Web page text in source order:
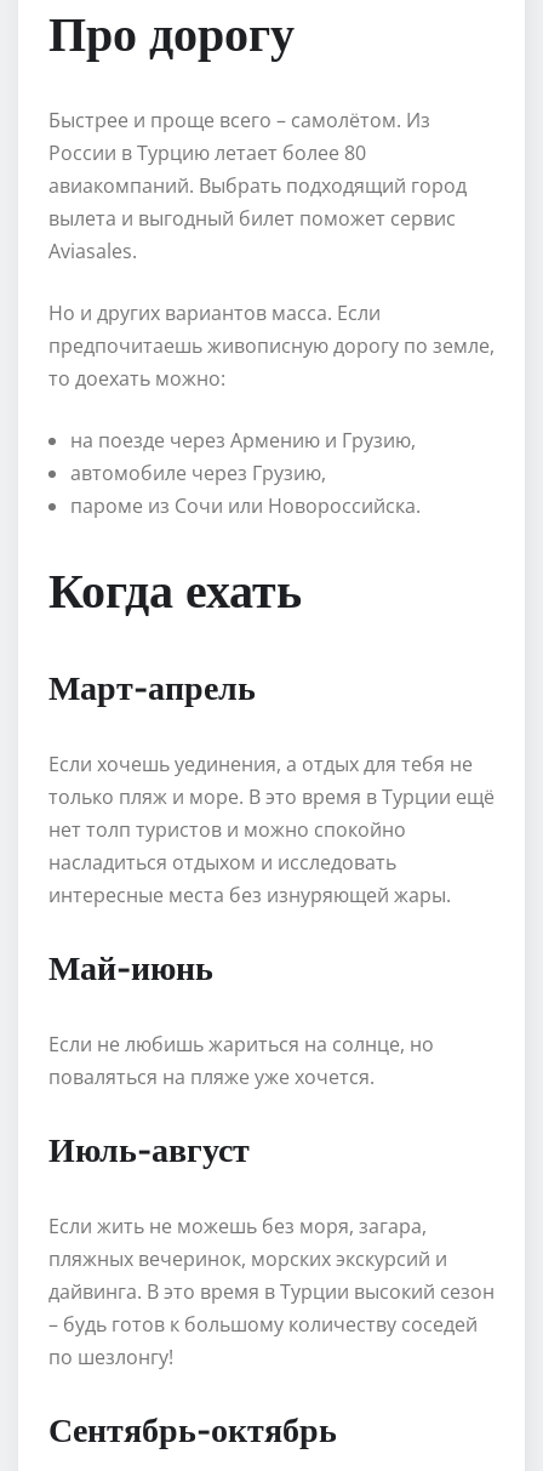
Про дорогу
Быстрее и проще всего – самолётом. Из
России в Турцию летает более 80
авиакомпаний. Выбрать подходящий город
вылета и выгодный билет поможет сервис
Aviasales.
Но и других вариантов масса. Если
предпочитаешь живописную дорогу по земле,
то доехать можно:
на поезде через Армению и Грузию,
автомобиле через Грузию,
пароме из Сочи или Новороссийска.
Когда ехать
Март-апрель
Если хочешь уединения, а отдых для тебя не
только пляж и море. В это время в Турции ещё
нет толп туристов и можно спокойно
насладиться отдыхом и исследовать
интересные места без изнуряющей жары.
Май-июнь
Если не любишь жариться на солнце, но
поваляться на пляже уже хочется.
Июль-август
Если жить не можешь без моря, загара,
пляжных вечеринок, морских экскурсий и
дайвинга. В это время в Турции высокий сезон
– будь готов к большому количеству соседей
по шезлонгу!
Сентябрь-октябрь